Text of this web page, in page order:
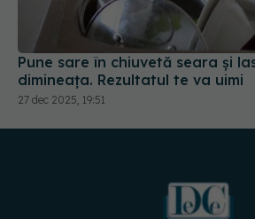
Pune sare în chiuvetă seara și
dimineața. Rezultatul te va uimi
27 dec 2025, 19:51
URMĂREȘTE-NE PE: